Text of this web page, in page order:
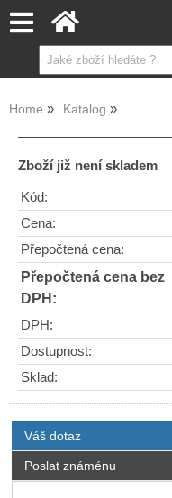
Home Katalog
Zboží již není skladem
Kód:
Cena:
Přepočtená cena:
Přepočtená cena bez
DPH:
DPH:
Dostupnost:
Sklad:
Váš dotaz
Poslat známénu